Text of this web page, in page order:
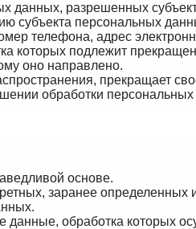
данных, разрешенных
субъекта персональных
телефона, адрес
которых подлежит
оно направлено.
прекращает
обработки
основе.
заранее определенных
обработка которых